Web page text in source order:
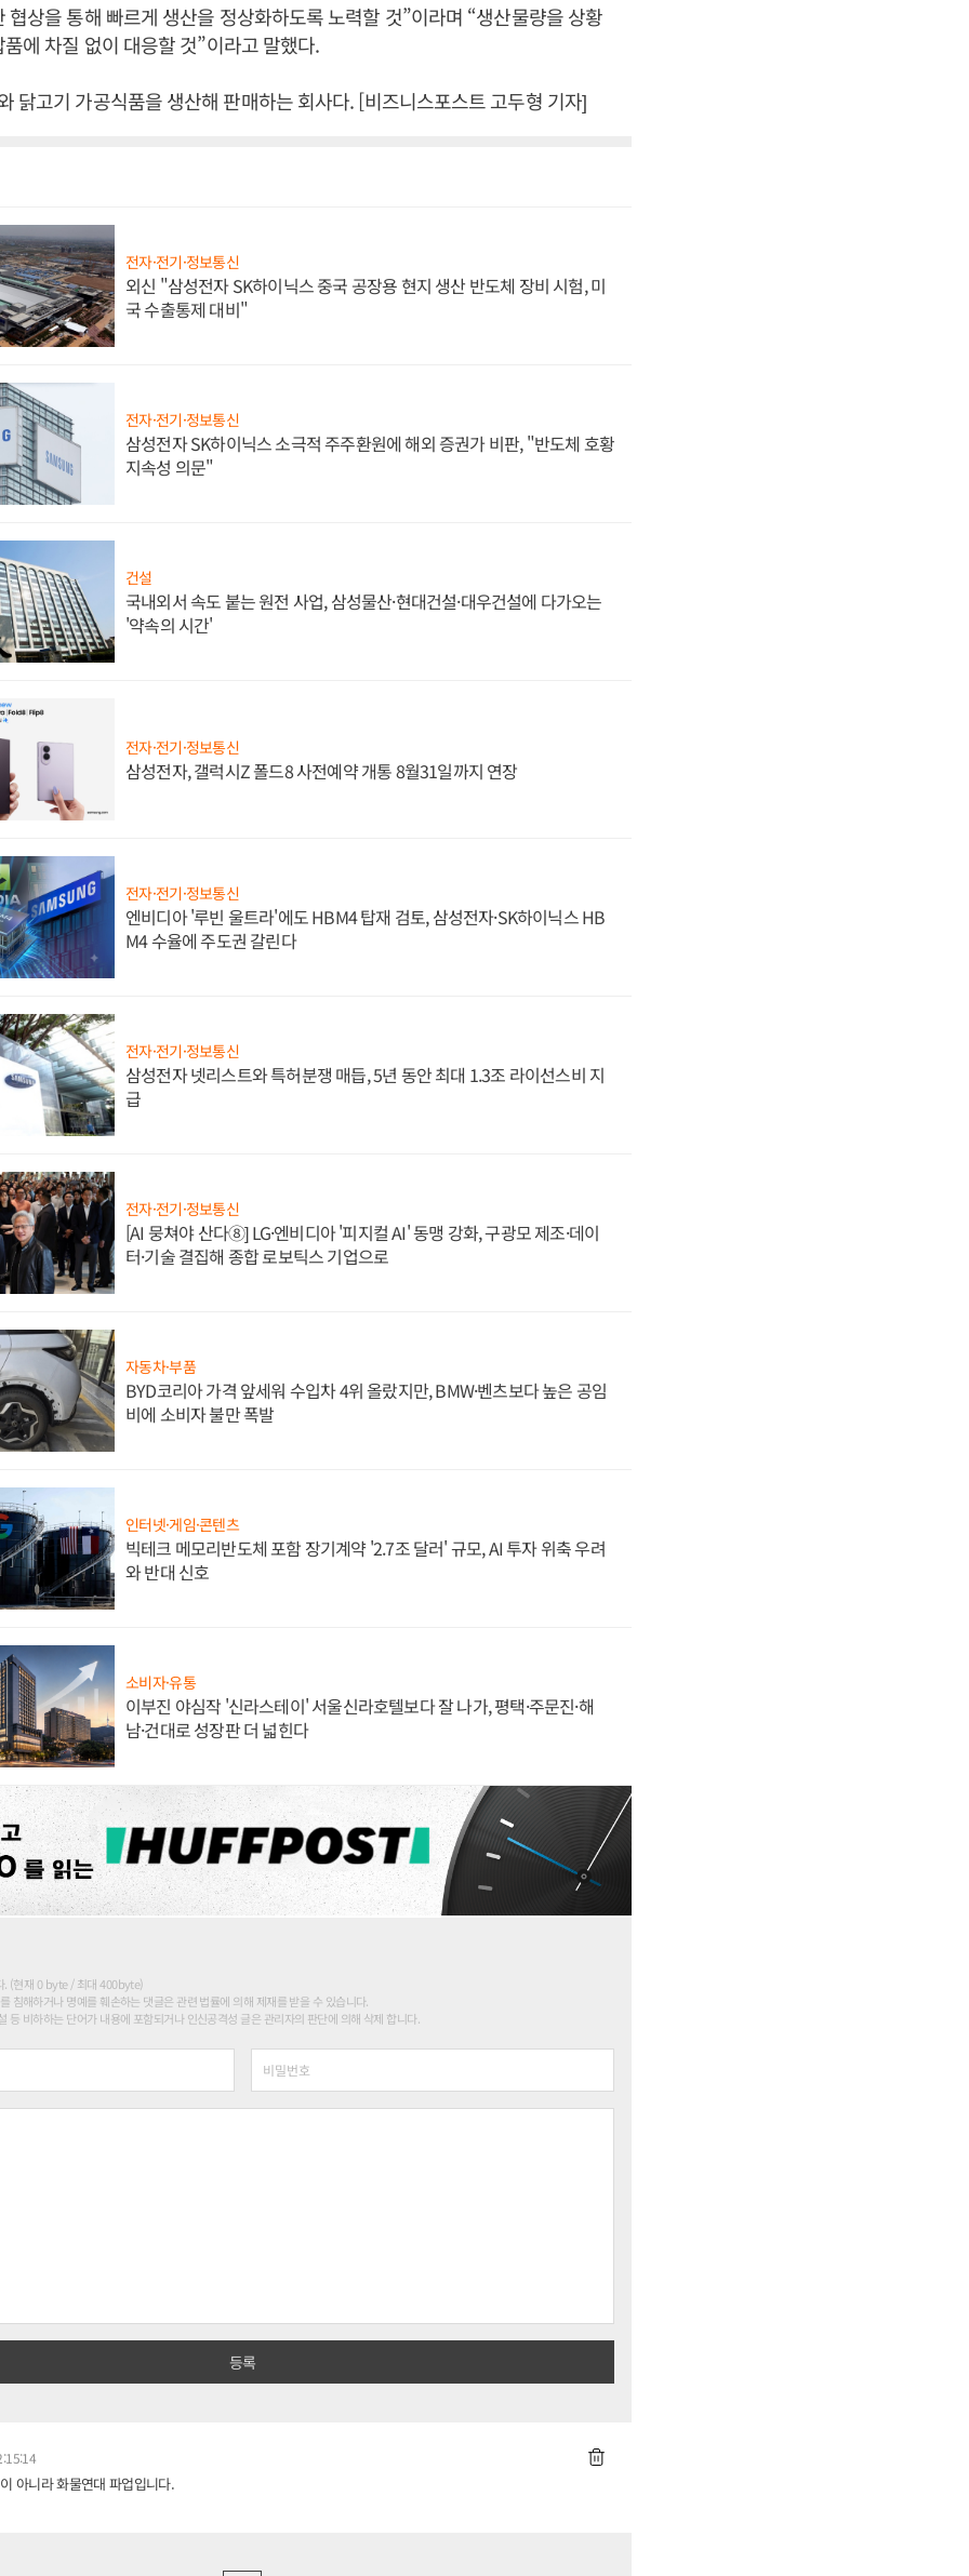
협상을 통해 빠르게 생산을 정상화하도록 노력할 것”이라며 “생산물량을 상황
에 차질 없이 대응할 것”이라고 말했다.
닭고기 가공식품을 생산해 판매하는 회사다. [비즈니스포스트 고두형 기자]
전자·전기·정보통신
외신 "삼성전자 SK하이닉스 중국 공장용 현지 생산 반도체 장비 시험, 미
국 수출통제 대비"
전자·전기·정보통신
삼성전자 SK하이닉스 소극적 주주환원에 해외 증권가 비판, "반도체 호황
지속성 의문"
건설
국내외서 속도 붙는 원전 사업, 삼성물산·현대건설·대우건설에 다가오는
'약속의 시간'
전자·전기·정보통신
삼성전자, 갤럭시Z 폴드8 사전예약 개통 8월31일까지 연장
전자·전기·정보통신
엔비디아 '루빈 울트라'에도 HBM4 탑재 검토, 삼성전자·SK하이닉스 HB
M4 수율에 주도권 갈린다
전자·전기·정보통신
삼성전자 넷리스트와 특허분쟁 매듭, 5년 동안 최대 1.3조 라이선스비 지
급
전자·전기·정보통신
[AI 뭉쳐야 산다⑧] LG·엔비디아 '피지컬 AI' 동맹 강화, 구광모 제조·데이
터·기술 결집해 종합 로보틱스 기업으로
자동차·부품
BYD코리아 가격 앞세워 수입차 4위 올랐지만, BMW·벤츠보다 높은 공임
비에 소비자 불만 폭발
인터넷·게임·콘텐츠
빅테크 메모리반도체 포함 장기계약 '2.7조 달러' 규모, AI 투자 위축 우려
와 반대 신호
소비자·유통
이부진 야심작 '신라스테이' 서울신라호텔보다 잘 나가, 평택·주문진·해
남·건대로 성장판 더 넓힌다
. (현재 0 byte / 최대 400byte)
침해하거나 명예를 훼손하는 댓글은 관련 법률에 의해 제재를 받을 수 있습니다.
등 비하하는 단어가 내용에 포함되거나 인신공격성 글은 관리자의 판단에 의해 삭제 합니다.
아니라 화물연대 파업입니다.